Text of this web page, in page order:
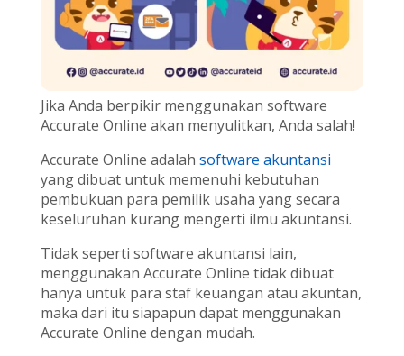
Jika Anda berpikir menggunakan software
Accurate Online akan menyulitkan, Anda salah!
Accurate Online adalah software akuntansi
yang dibuat untuk memenuhi kebutuhan
pembukuan para pemilik usaha yang secara
keseluruhan kurang mengerti ilmu akuntansi.
Tidak seperti software akuntansi lain,
menggunakan Accurate Online tidak dibuat
hanya untuk para staf keuangan atau akuntan,
maka dari itu siapapun dapat menggunakan
Accurate Online dengan mudah.